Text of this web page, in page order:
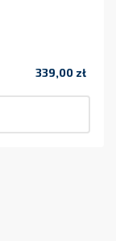
339,00 zł